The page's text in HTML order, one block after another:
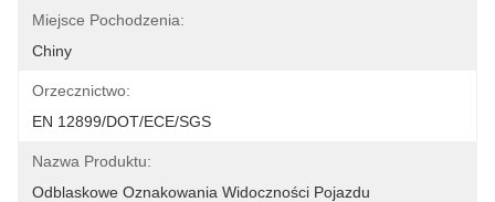
Miejsce Pochodzenia:
Chiny
Orzecznictwo:
EN 12899/DOT/ECE/SGS
Nazwa Produktu:
Odblaskowe Oznakowania Widoczności Pojazdu